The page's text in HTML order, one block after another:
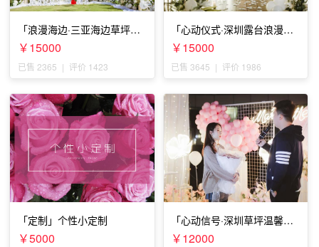
「浪漫海边·三亚海边草坪浪
漫求婚」
￥15000
已售 2365 | 评价 1423
「心动仪式·深圳露台浪漫求
婚」
￥15000
已售 3645 | 评价 1986
「定制」个性小定制
￥5000
「心动信号·深圳草坪温馨求
婚」
￥12000